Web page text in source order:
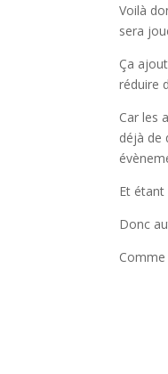
Voilà
sera
Ça
réduire
Car les
déjà de
Et
Donc
Comme